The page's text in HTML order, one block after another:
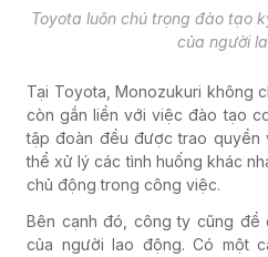
Toyota luôn chú trọng đào tạo
của người
Tại Toyota, Monozukuri không
còn gắn liền với việc đào tạo
tập đoàn đều được trao
thể xử lý các tình huống khác
chủ động trong công việc.
Bên cạnh đó, công ty cũng
của người lao động. Có một